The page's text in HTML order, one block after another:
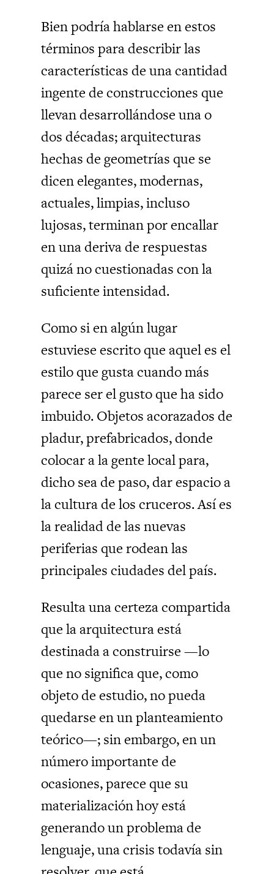
Bien podría hablarse en estos
términos para describir las
características de una cantidad
ingente de construcciones que
llevan desarrollándose una o
dos décadas; arquitecturas
hechas de geometrías que se
dicen elegantes, modernas,
actuales, limpias, incluso
lujosas, terminan por encallar
en una deriva de respuestas
quizá no cuestionadas con la
suficiente intensidad.
Como si en algún lugar
estuviese escrito que aquel es el
estilo que gusta cuando más
parece ser el gusto que ha sido
imbuido. Objetos acorazados de
pladur, prefabricados, donde
colocar a la gente local para,
dicho sea de paso, dar espacio a
la cultura de los cruceros. Así es
la realidad de las nuevas
periferias que rodean las
principales ciudades del país.
Resulta una certeza compartida
que la arquitectura está
destinada a construirse —lo
que no significa que, como
objeto de estudio, no pueda
quedarse en un planteamiento
teórico—; sin embargo, en un
número importante de
ocasiones, parece que su
materialización hoy está
generando un problema de
lenguaje, una crisis todavía sin